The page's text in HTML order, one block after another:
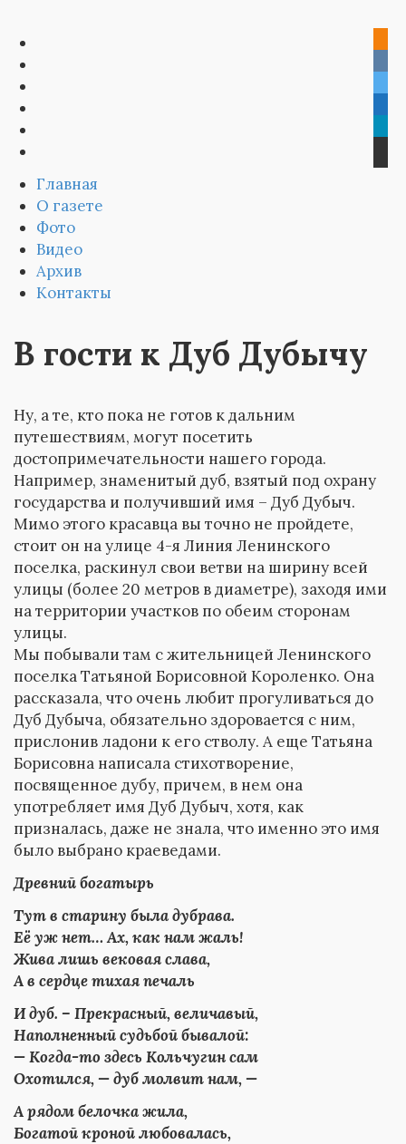
Главная
О газете
Фото
Видео
Архив
Контакты
В гости к Дуб Дубычу
Ну, а те, кто пока не готов к дальним
путешествиям, могут посетить
достопримечательности нашего города.
Например, знаменитый дуб, взятый под охрану
государства и получивший имя – Дуб Дубыч.
Мимо этого красавца вы точно не пройдете,
стоит он на улице 4-я Линия Ленинского
поселка, раскинул свои ветви на ширину всей
улицы (более 20 метров в диаметре), заходя ими
на территории участков по обеим сторонам
улицы.
Мы побывали там с жительницей Ленинского
поселка Татьяной Борисовной Короленко. Она
рассказала, что очень любит прогуливаться до
Дуб Дубыча, обязательно здоровается с ним,
прислонив ладони к его стволу. А еще Татьяна
Борисовна написала стихотворение,
посвященное дубу, причем, в нем она
употребляет имя Дуб Дубыч, хотя, как
призналась, даже не знала, что именно это имя
было выбрано краеведами.
Древний богатырь
Тут в старину была дубрава.
Её уж нет… Ах, как нам жаль!
Жива лишь вековая слава,
А в сердце тихая печаль
И дуб. – Прекрасный, величавый,
Наполненный судьбой бывалой:
— Когда-то здесь Кольчугин сам
Охотился, — дуб молвит нам, —
А рядом белочка жила,
Богатой кроной любовалась,